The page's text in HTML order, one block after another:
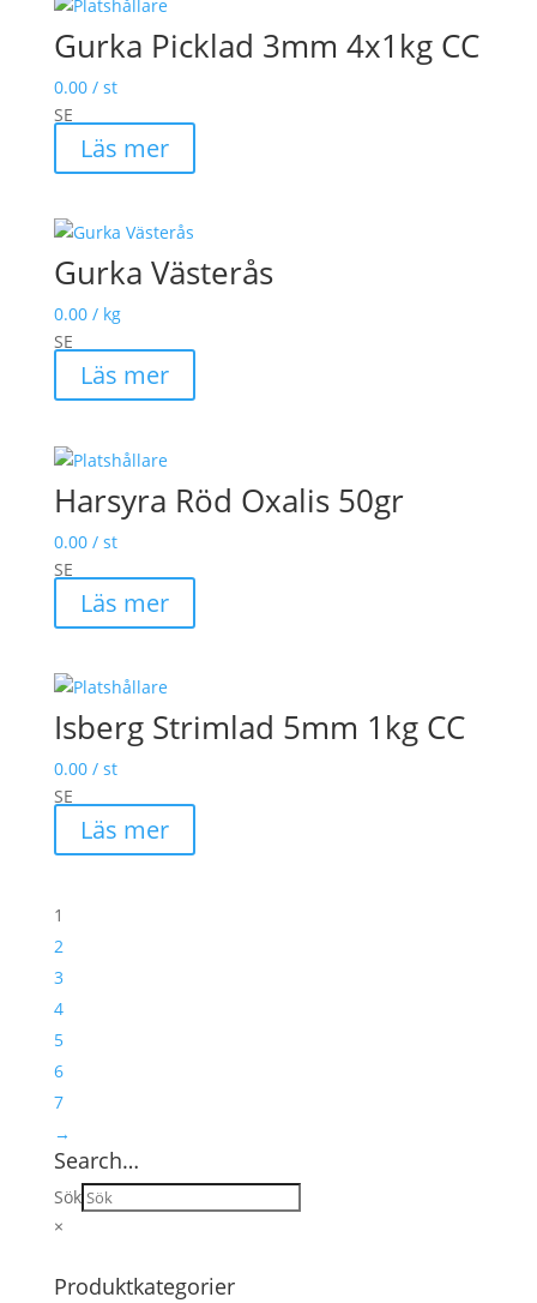
Gurka Picklad 3mm 4x1kg CC
0.00/ st
SE
Läs mer
Gurka Västerås
0.00/ kg
SE
Läs mer
Harsyra Röd Oxalis 50gr
0.00/ st
SE
Läs mer
Isberg Strimlad 5mm 1kg CC
0.00/ st
SE
Läs mer
1
2
3
4
5
6
7
→
Search…
Sök
×
Produktkategorier